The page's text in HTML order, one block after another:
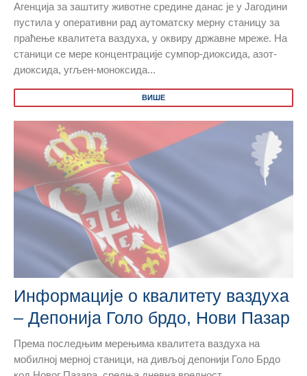
Агенција за заштиту животне средине данас је у Јагодини
пустила у оперативни рад аутоматску мерну станицу за
праћење квалитета ваздуха, у оквиру државне мреже. На
станици се мере концентрације сумпор-диоксида, азот-
диоксида, угљен-моноксида...
ВИШЕ
Информације о квалитету ваздуха
– Депонија Голо брдо, Нови Пазар
Према последњим мерењима квалитета ваздуха на
мобилној мерној станици, на дивљој депонији Голо Брдо